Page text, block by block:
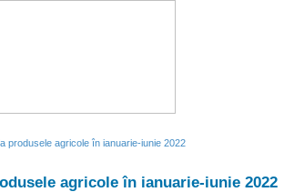
produsele agricole în ianuarie-iunie 2022
agricole în ianuarie-iunie 2022